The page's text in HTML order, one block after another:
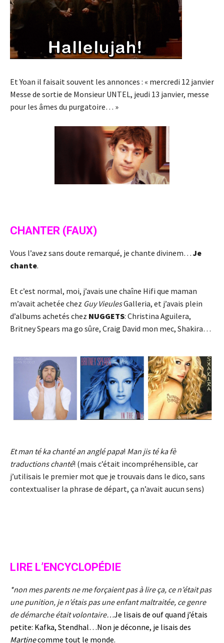
Et Yoan il faisait souvent les annonces : « mercredi 12 janvier
Messe de sortie de Monsieur UNTEL, jeudi 13 janvier, messe
pour les âmes du purgatoire… »
CHANTER (FAUX)
Vous l’avez sans doute remarqué, je chante divinem… Je
chante.
Et c’est normal, moi, j’avais une chaîne Hifi que maman
m’avait achetée chez Guy VieulesGalleria, et j’avais plein
d’albums achetés chez NUGGETS: Christina Aguilera,
Britney Spears ma go sûre, Craig David mon mec, Shakira…
Et man té ka chanté an anglé papa! Man jis té ka fè
traductions chanté! (mais c’était incompréhensible, car
j’utilisais le premier mot que je trouvais dans le dico, sans
contextualiser la phrase de départ, ça n’avait aucun sens)
LIRE L’ENCYCLOPÉDIE
*non mes parents ne me forçaient pas à lire ça, ce n’était pas
une punition, je n’étais pas une enfant maltraitée, ce genre
de démarche était volontaire…Je lisais de ouf quand j’étais
petite: Kafka, Stendhal…Non je déconne, je lisais des
Martinecomme tout le monde.